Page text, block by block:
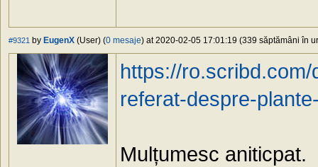
#9321 by EugenX (User) (0 mesaje) at 2020-02-05 17:01:19 (339 săptămâni în
https://
referat-despre-
Mulțumesc aniticpat.